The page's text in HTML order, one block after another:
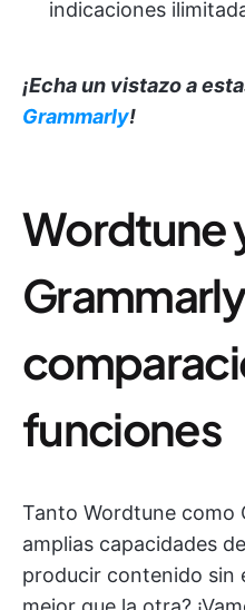
indicaciones
¡Echa un vistazo a
Grammarly!
Wordtune
funciones
Tanto Wordtune como
amplias capacidades
producir contenido sin